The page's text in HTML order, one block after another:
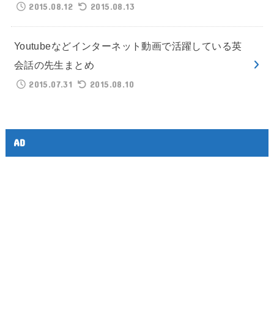
2015.08.12
2015.08.13
Youtubeなどインターネット動画で活躍している英
会話の先生まとめ
2015.07.31
2015.08.10
AD